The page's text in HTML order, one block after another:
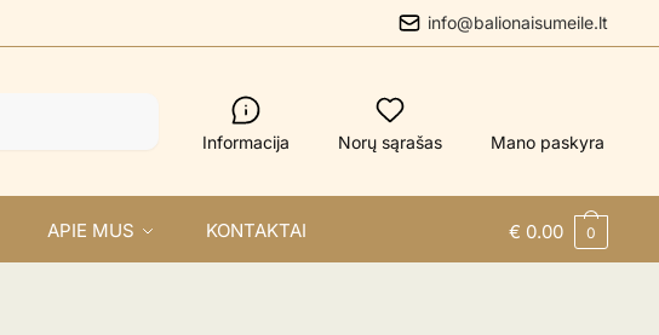
info@balionaisumeile.lt
Informacija Norų sąrašas Mano paskyra
APIE MUS KONTAKTAI € 0.00 0